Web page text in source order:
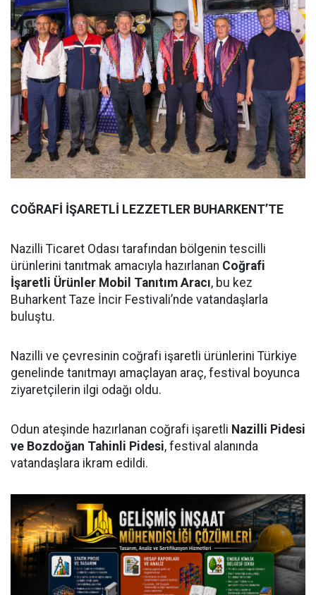
COĞRAFİ İŞARETLİ LEZZETLER BUHARKENT’TE
Nazilli Ticaret Odası tarafından bölgenin tescilli
ürünlerini tanıtmak amacıyla hazırlanan Coğrafi
İşaretli Ürünler Mobil Tanıtım Aracı, bu kez
Buharkent Taze İncir Festivali’nde vatandaşlarla
buluştu.
Nazilli ve çevresinin coğrafi işaretli ürünlerini Türkiye
genelinde tanıtmayı amaçlayan araç, festival boyunca
ziyaretçilerin ilgi odağı oldu.
Odun ateşinde hazırlanan coğrafi işaretli Nazilli Pidesi
ve Bozdoğan Tahinli Pidesi, festival alanında
vatandaşlara ikram edildi.